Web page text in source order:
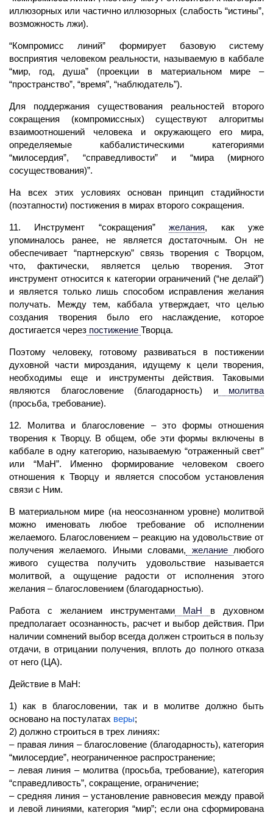
иллюзорных или частично иллюзорных (слабость “истины”,
возможность лжи).
“Компромисс линий” формирует базовую систему
восприятия человеком реальности, называемую в каббале
“мир, год, душа” (проекции в материальном мире –
“пространство”, “время”, “наблюдатель”).
Для поддержания существования реальностей второго
сокращения (компромиссных) существуют алгоритмы
взаимоотношений человека и окружающего его мира,
определяемые каббалистическими категориями
“милосердия”, “справедливости” и “мира (мирного
сосуществования)”.
На всех этих условиях основан принцип стадийности
(поэтапности) постижения в мирах второго сокращения.
11. Инструмент “сокращения” желания, как уже
упоминалось ранее, не является достаточным. Он не
обеспечивает “партнерскую” связь творения с Творцом,
что, фактически, является целью творения. Этот
инструмент относится к категории ограничений (“не делай”)
и является только лишь способом исправления желания
получать. Между тем, каббала утверждает, что целью
создания творения было его наслаждение, которое
достигается через постижение Творца.
Поэтому человеку, готовому развиваться в постижении
духовной части мироздания, идущему к цели творения,
необходимы еще и инструменты действия. Таковыми
являются благословение (благодарность) имолитва
(просьба, требование).
12. Молитва и благословение – это формы отношения
творения к Творцу. В общем, обе эти формы включены в
каббале в одну категорию, называемую “отраженный свет”
или “МаН”. Именно формирование человеком своего
отношения к Творцу и является способом установления
связи с Ним.
В материальном мире (на неосознанном уровне) молитвой
можно именовать любое требование об исполнении
желаемого. Благословением – реакцию на удовольствие от
получения желаемого. Иными словами, желание любого
живого существа получить удовольствие называется
молитвой, а ощущение радости от исполнения этого
желания – благословением (благодарностью).
Работа с желанием инструментами МаН в духовном
предполагает осознанность, расчет и выбор действия. При
наличии сомнений выбор всегда должен строиться в пользу
отдачи, в отрицании получения, вплоть до полного отказа
от него (ЦА).
Действие в МаН:
1) как в благословении, так и в молитве должно быть
основано на постулатах веры;
2) должно строиться в трех линиях:
– правая линия – благословение (благодарность), категория
“милосердие”, неограниченное распространение;
– левая линия –молитва (просьба, требование), категория
“справедливость”, сокращение, ограничение;
– средняя линия – установление равновесия между правой
и левой линиями, категория “мир”; если она сформирована